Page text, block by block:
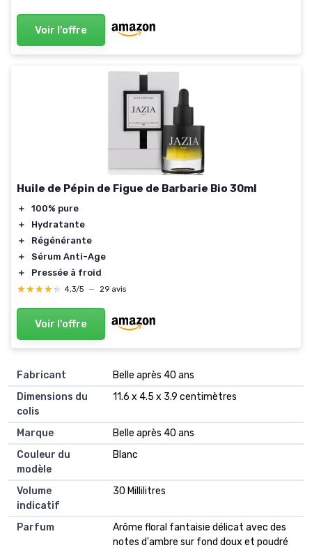
Voir l'offre
Huile de Pépin de Figue de Barbarie Bio 30ml
＋
100% pure
＋
Hydratante
＋
Régénérante
＋
Sérum Anti-Age
＋
Pressée à froid
★★★★★
★★★★★ 4,3/5 — 29 avis
Voir l'offre
Fabricant
‎Belle après 40 ans
Dimensions du
colis
‎11.6 x 4.5 x 3.9 centimètres
Marque
‎Belle après 40 ans
Couleur du
modèle
‎Blanc
Volume
indicatif
‎30 Millilitres
Parfum
‎Arôme floral fantaisie délicat avec des
notes d'ambre sur fond doux et poudré